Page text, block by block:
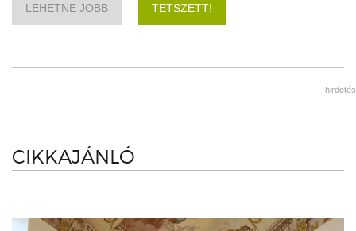
LEHETNE JOBB TETSZETT!
hirdetés
CIKKAJÁNLÓ